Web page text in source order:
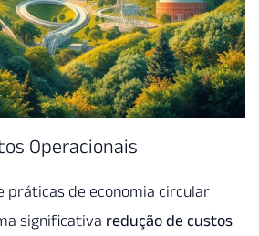
Operacionais
práticas de economia circular
significativa redução de custos